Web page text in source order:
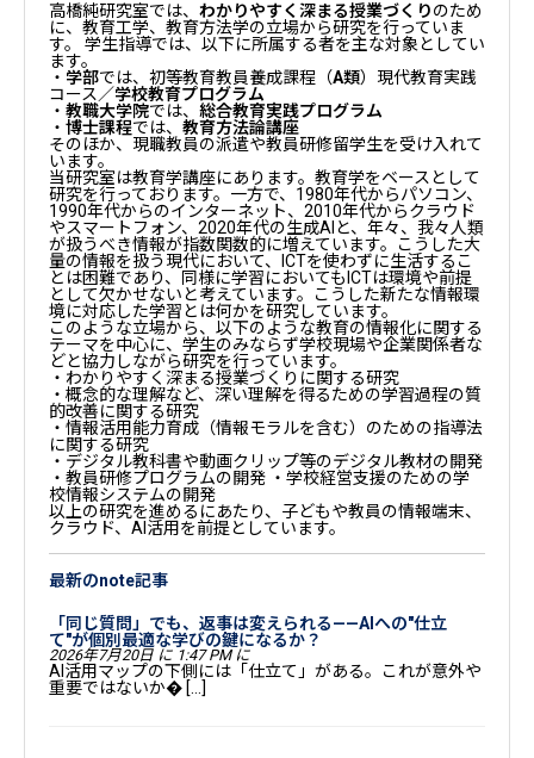
高橋純研究室では、 わかりやすく深まる授業づくりのため
に、教育工学、教育方法学の立場から研究を行っていま
す。 学生指導では、以下に所属する者を主な対象としてい
ます。
・ 学部では、初等教育教員養成課程（A類）現代教育実践
コース／学校教育プログラム
・ 教職大学院では、 総合教育実践プログラム
・ 博士課程では、 教育方法論講座
そのほか、現職教員の派遣や教員研修留学生を受け入れて
います。
当研究室は教育学講座にあります。教育学をベースとして
研究を行っております。一方で、1980年代からパソコン、
1990年代からのインターネット、2010年代からクラウド
やスマートフォン、2020年代の生成AIと、年々、我々人類
が扱うべき情報が指数関数的に増えています。こうした大
量の情報を扱う現代において、ICTを使わずに生活するこ
とは困難であり、同様に学習においてもICTは環境や前提
として欠かせないと考えています。こうした新たな情報環
境に対応した学習とは何かを研究しています。
このような立場から、以下のような教育の情報化に関する
テーマを中心に、学生のみならず学校現場や企業関係者な
どと協力しながら研究を行っています。
・わかりやすく深まる授業づくりに関する研究
・概念的な理解など、深い理解を得るための学習過程の質
的改善に関する研究
・情報活用能力育成（情報モラルを含む）のための指導法
に関する研究
・デジタル教科書や動画クリップ等のデジタル教材の開発
・教員研修プログラムの開発 ・学校経営支援のための学
校情報システムの開発
以上の研究を進めるにあたり、子どもや教員の情報端末、
クラウド、AI活用を前提としています。
最新のnote記事
「同じ質問」でも、返事は変えられる——AIへの"仕立
て"が個別最適な学びの鍵になるか？
2026年7月20日 に 1:47 PM に
AI活用マップの下側には「仕立て」がある。これが意外や
重要ではないか� […]